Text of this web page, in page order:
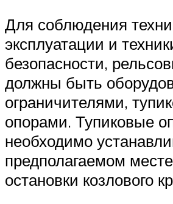
Для соблюдения
эксплуатации и
безопасности,
должны быть
ограничителями,
опорами. Тупиковые
необходимо
предполагаемом
остановки козлового